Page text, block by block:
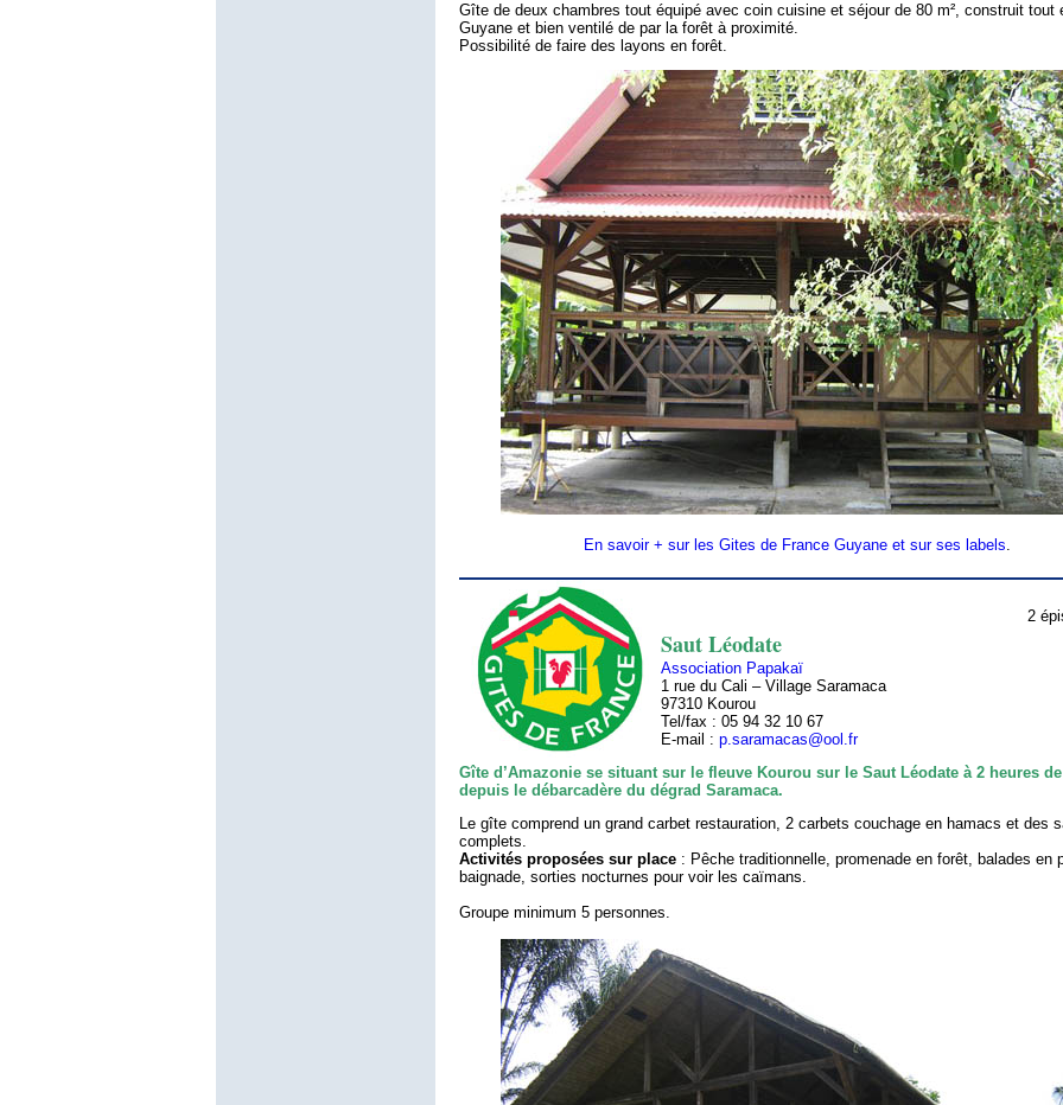
Gîte de deux chambres tout équipé avec coin cuisine et séjour de 80 m², construit tout
Guyane et bien ventilé de par la forêt à proximité.
Possibilité de faire des layons en forêt.
En savoir + sur les Gites de France Guyane et sur ses labels
2
Saut Léodate
Association Papakaï
1 rue du Cali – Village Saramaca
97310 Kourou
Tel/fax : 05 94 32 10 67
E-mail : p.saramacas@ool.fr
Gîte d’Amazonie se situant sur le fleuve Kourou sur le Saut Léodate à 2 heures
depuis le débarcadère du dégrad Saramaca.
Le gîte comprend un grand carbet restauration, 2 carbets couchage en hamacs et des
complets.
Activités proposées sur place : Pêche traditionnelle, promenade en forêt, balades en
baignade, sorties nocturnes pour voir les caïmans.
Groupe minimum 5 personnes.